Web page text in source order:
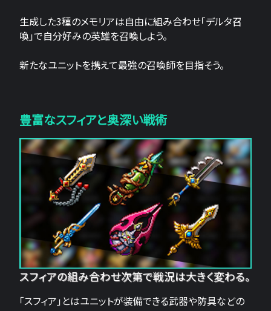
生成した3種のメモリアは自由に組み合わせ「デルタ召
喚」で自分好みの英雄を召喚しよう。
新たなユニットを携えて最強の召喚師を目指そう。
豊富なスフィアと奥深い戦術
スフィアの組み合わせ次第で戦況は大きく変わる。
「スフィア」とはユニットが装備できる武器や防具などの